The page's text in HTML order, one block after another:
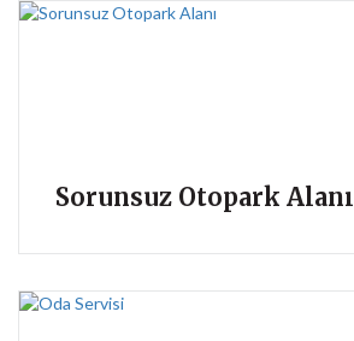
Sorunsuz Otopark Alanı